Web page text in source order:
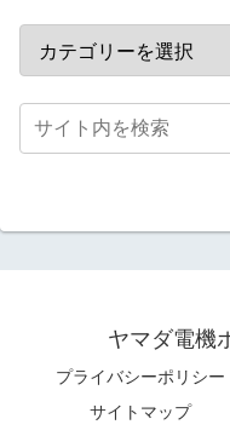
ヤマダ電機
プライバシーポリシー
サイトマップ